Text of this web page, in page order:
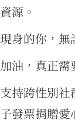
源。
身的你，
油，真正
跨性別社
發票捐贈